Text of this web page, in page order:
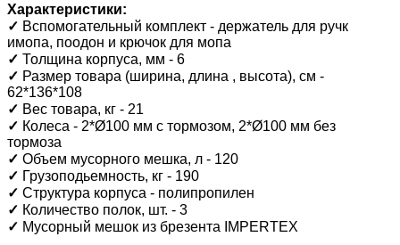
Характеристики:
✓ Вспомогательный комплект - держатель для ручк
имопа, поодон и крючок для мопа
✓ Толщина корпуса, мм - 6
✓ Размер товара (ширина, длина , высота), см -
62*136*108
✓ Вес товара, кг - 21
✓ Колеса - 2*Ø100 мм с тормозом, 2*Ø100 мм без
тормоза
✓ Объем мусорного мешка, л - 120
✓ Грузоподьемность, кг - 190
✓ Структура корпуса - полипропилен
✓ Количество полок, шт. - 3
✓ Мусорный мешок из брезента IMPERTEX